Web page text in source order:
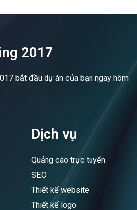
2017
bắt đầu dự án của bạn ngay hôm
Dịch vụ
Quảng cáo trực tuyến
SEO
Thiết kế website
Thiết kế logo